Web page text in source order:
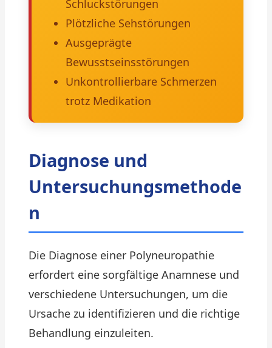
Schluckstörungen
Plötzliche Sehstörungen
Ausgeprägte
Bewusstseinsstörungen
Unkontrollierbare Schmerzen
trotz Medikation
Diagnose und
Untersuchungsmethode
n
Die Diagnose einer Polyneuropathie
erfordert eine sorgfältige Anamnese und
verschiedene Untersuchungen, um die
Ursache zu identifizieren und die richtige
Behandlung einzuleiten.